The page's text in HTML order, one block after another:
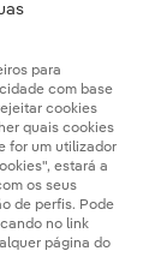
para
com base
cookies
quais cookies
for um utilizador
estará a
os seus
de perfis. Pode
no link
página do